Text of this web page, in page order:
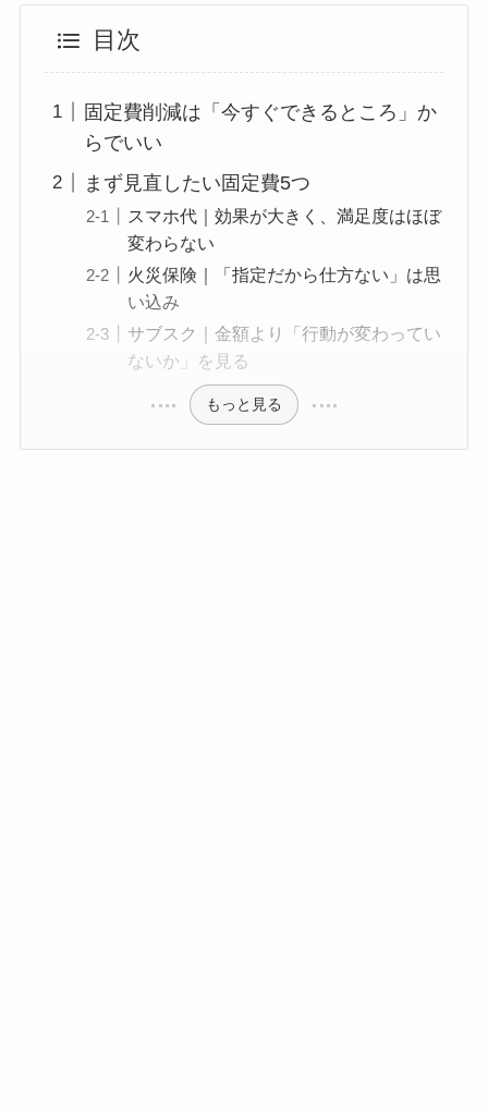
目次
固定費削減は「今すぐできるところ」か
らでいい
まず見直したい固定費5つ
スマホ代｜効果が大きく、満足度はほぼ
変わらない
火災保険｜「指定だから仕方ない」は思
い込み
サブスク｜金額より「行動が変わってい
ないか」を見る
もっと見る